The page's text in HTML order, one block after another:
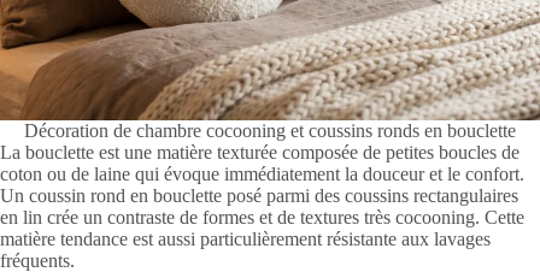
Décoration de chambre cocooning et coussins ronds en bouclette
La bouclette est une matière texturée composée de petites boucles de
coton ou de laine qui évoque immédiatement la douceur et le confort.
Un coussin rond en bouclette posé parmi des coussins rectangulaires
en lin crée un contraste de formes et de textures très cocooning. Cette
matière tendance est aussi particulièrement résistante aux lavages
fréquents.